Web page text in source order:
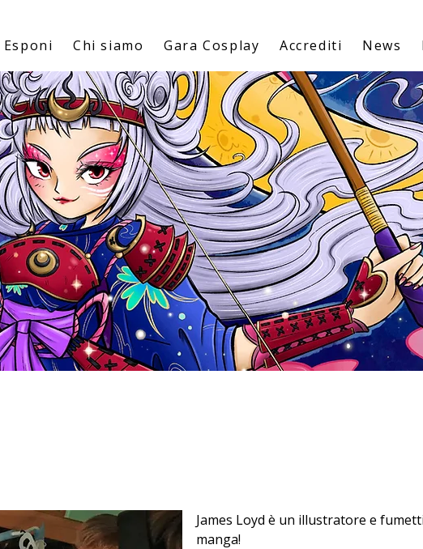
Esponi Chi siamo Gara Cosplay Accrediti News
James Loyd è un illustratore e
manga!